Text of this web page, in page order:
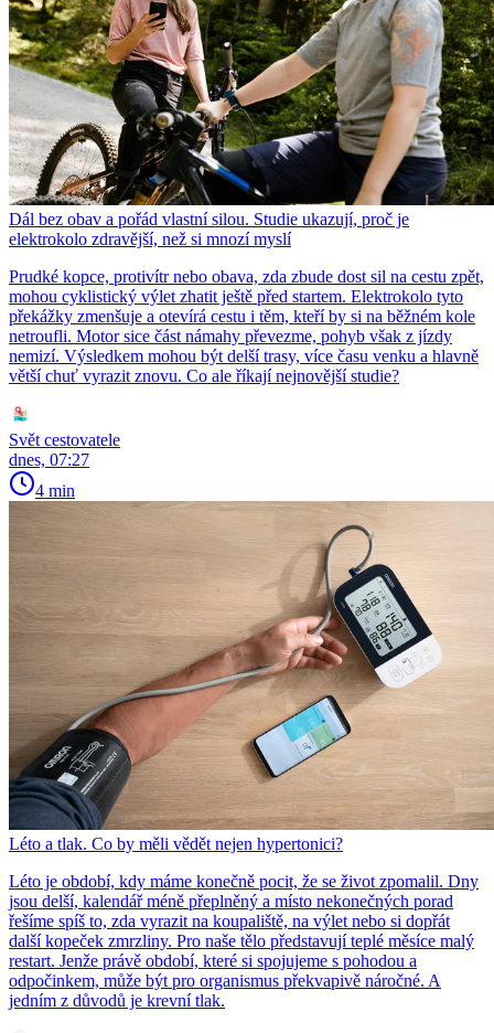
Dál bez obav a pořád vlastní silou. Studie ukazují, proč je
elektrokolo zdravější, než si mnozí myslí
Prudké kopce, protivítr nebo obava, zda zbude dost sil na cestu zpět,
mohou cyklistický výlet zhatit ještě před startem. Elektrokolo tyto
překážky zmenšuje a otevírá cestu i těm, kteří by si na běžném kole
netroufli. Motor sice část námahy převezme, pohyb však z jízdy
nemizí. Výsledkem mohou být delší trasy, více času venku a hlavně
větší chuť vyrazit znovu. Co ale říkají nejnovější studie?
Svět cestovatele
dnes, 07:27
4 min
Léto a tlak. Co by měli vědět nejen hypertonici?
Léto je období, kdy máme konečně pocit, že se život zpomalil. Dny
jsou delší, kalendář méně přeplněný a místo nekonečných porad
řešíme spíš to, zda vyrazit na koupaliště, na výlet nebo si dopřát
další kopeček zmrzliny. Pro naše tělo představují teplé měsíce malý
restart. Jenže právě období, které si spojujeme s pohodou a
odpočinkem, může být pro organismus překvapivě náročné. A
jedním z důvodů je krevní tlak.